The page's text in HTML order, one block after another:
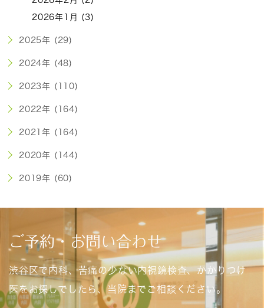
2026年1月 (3)
2025年 (29)
2024年 (48)
2023年 (110)
2022年 (164)
2021年 (164)
2020年 (144)
2019年 (60)
ご予約・お問い合わせ
渋谷区で内科、苦痛の少ない内視鏡検査、かかりつけ
医をお探しでしたら、当院までご相談ください。